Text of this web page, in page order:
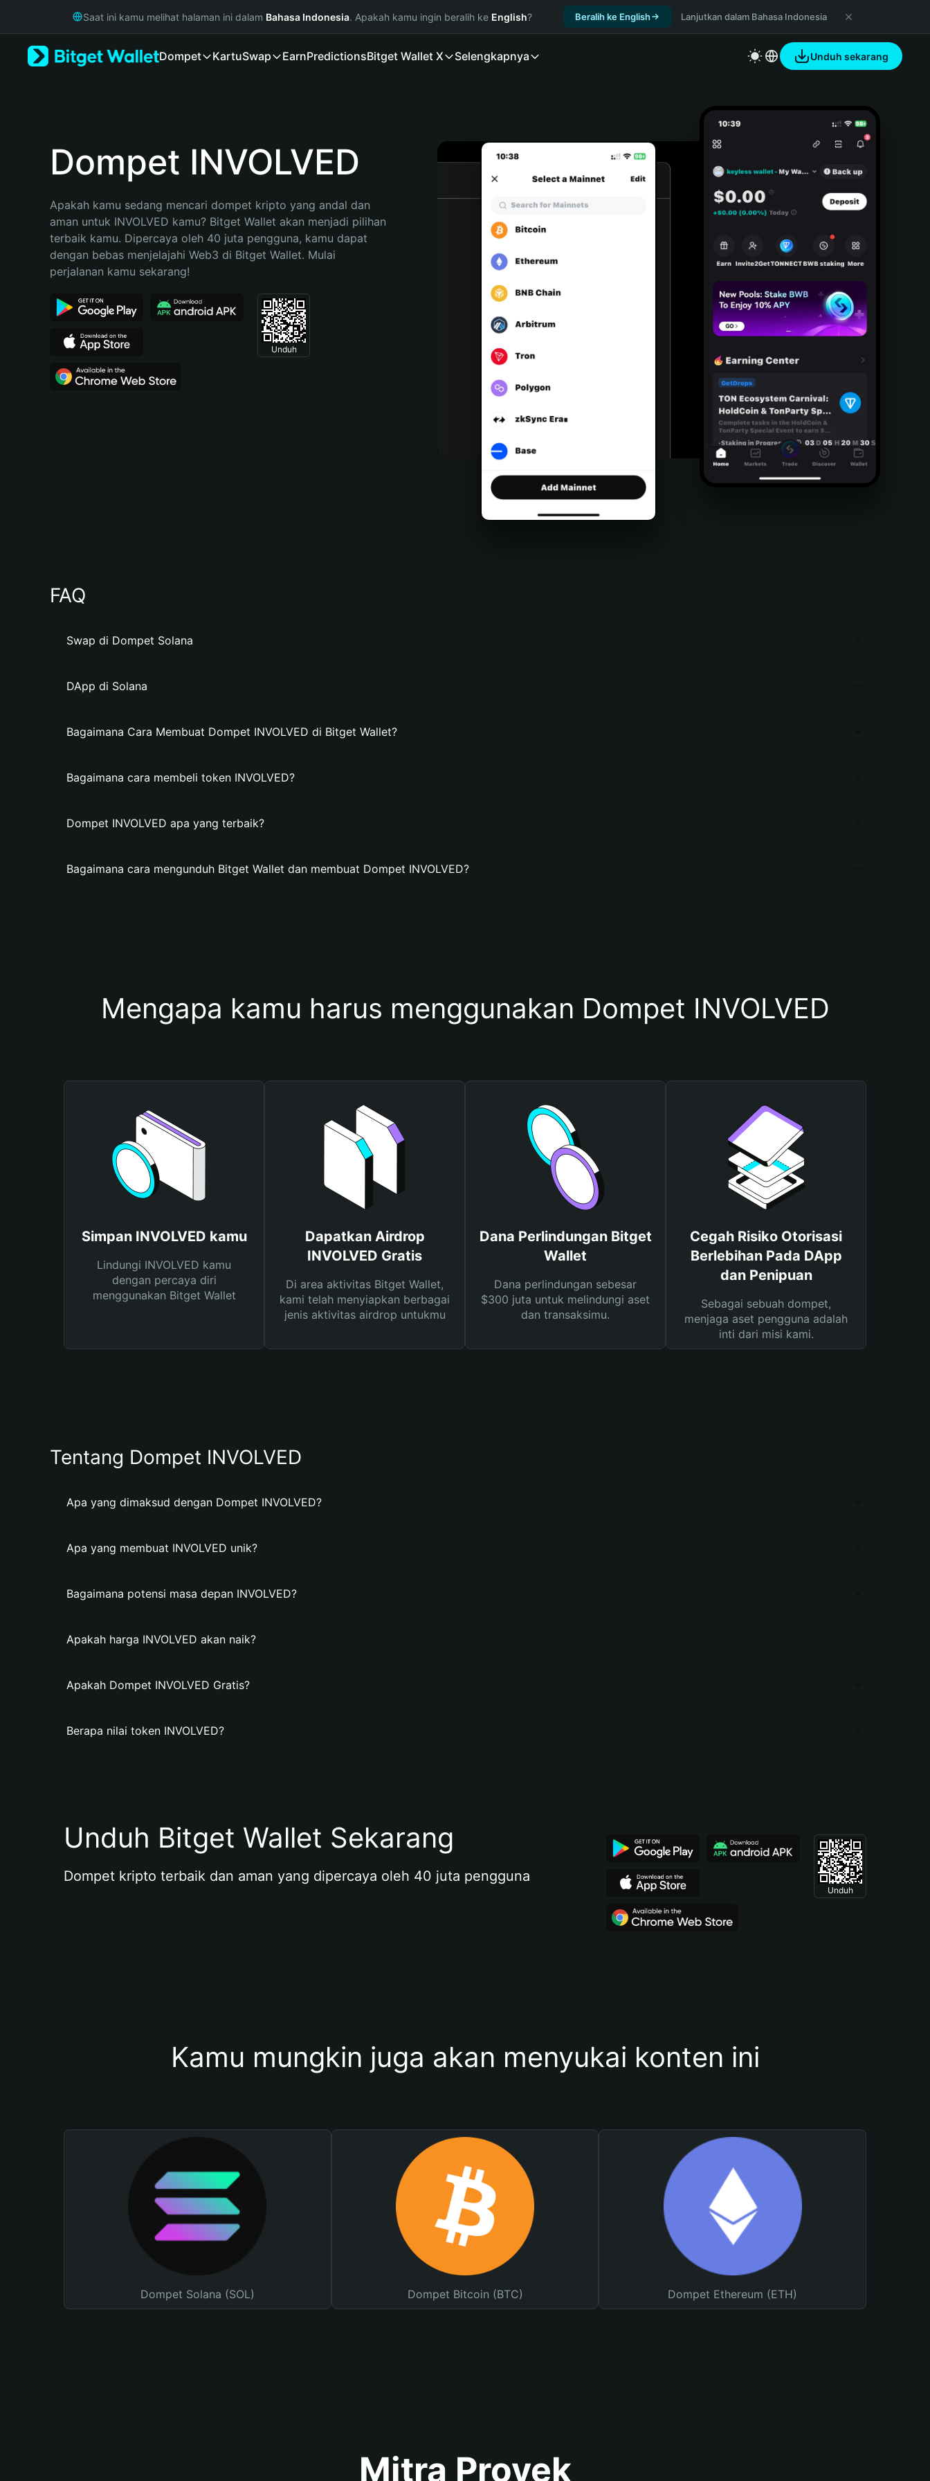
Русский
Bahasa Indonesia
Español (Argentina)
Saat ini kamu melihat halaman ini dalam Bahasa Indonesia. Apakah kamu ingin beralih ke English? Beralih ke English Lanjutkan dalam Bahasa Indonesia
Dompet KartuSwap EarnPredictionsBitget Wallet X Selengkapnya Unduh sekarang
Dompet INVOLVED
Apakah kamu sedang mencari dompet kripto yang andal dan
aman untuk INVOLVED kamu? Bitget Wallet akan menjadi pilihan
terbaik kamu. Dipercaya oleh 40 juta pengguna, kamu dapat
dengan bebas menjelajahi Web3 di Bitget Wallet. Mulai
perjalanan kamu sekarang!
Unduh
FAQ
Swap di Dompet Solana
DApp di Solana
Bagaimana Cara Membuat Dompet INVOLVED di Bitget Wallet?
Bagaimana cara membeli token INVOLVED?
Dompet INVOLVED apa yang terbaik?
Bagaimana cara mengunduh Bitget Wallet dan membuat Dompet INVOLVED?
Mengapa kamu harus menggunakan Dompet INVOLVED
Simpan INVOLVED kamu
Lindungi INVOLVED kamu
dengan percaya diri
menggunakan Bitget Wallet
Dapatkan Airdrop
INVOLVED Gratis
Di area aktivitas Bitget Wallet,
kami telah menyiapkan berbagai
jenis aktivitas airdrop untukmu
Dana Perlindungan Bitget
Wallet
Dana perlindungan sebesar
$300 juta untuk melindungi aset
dan transaksimu.
Cegah Risiko Otorisasi
Berlebihan Pada DApp
dan Penipuan
Sebagai sebuah dompet,
menjaga aset pengguna adalah
inti dari misi kami.
Tentang Dompet INVOLVED
Apa yang dimaksud dengan Dompet INVOLVED?
Apa yang membuat INVOLVED unik?
Bagaimana potensi masa depan INVOLVED?
Apakah harga INVOLVED akan naik?
Apakah Dompet INVOLVED Gratis?
Berapa nilai token INVOLVED?
Unduh Bitget Wallet Sekarang
Dompet kripto terbaik dan aman yang dipercaya oleh 40 juta pengguna
Unduh
Kamu mungkin juga akan menyukai konten ini
Dompet Solana (SOL) Dompet Bitcoin (BTC) Dompet Ethereum (ETH)
Mitra Proyek